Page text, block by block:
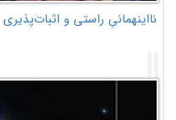
نااینهمانیِ راستی و اثبات‌پذیری